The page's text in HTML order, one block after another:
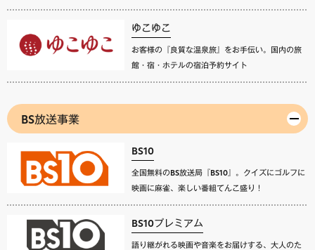
ゆこゆこ
お客様の『良質な温泉旅』をお手伝い。国内の旅
館・宿・ホテルの宿泊予約サイト
BS放送事業
BS10
全国無料のBS放送局『BS10』。クイズにゴルフに
映画に麻雀、楽しい番組てんこ盛り！
BS10プレミアム
語り継がれる映画や音楽をお届けする、大人のた